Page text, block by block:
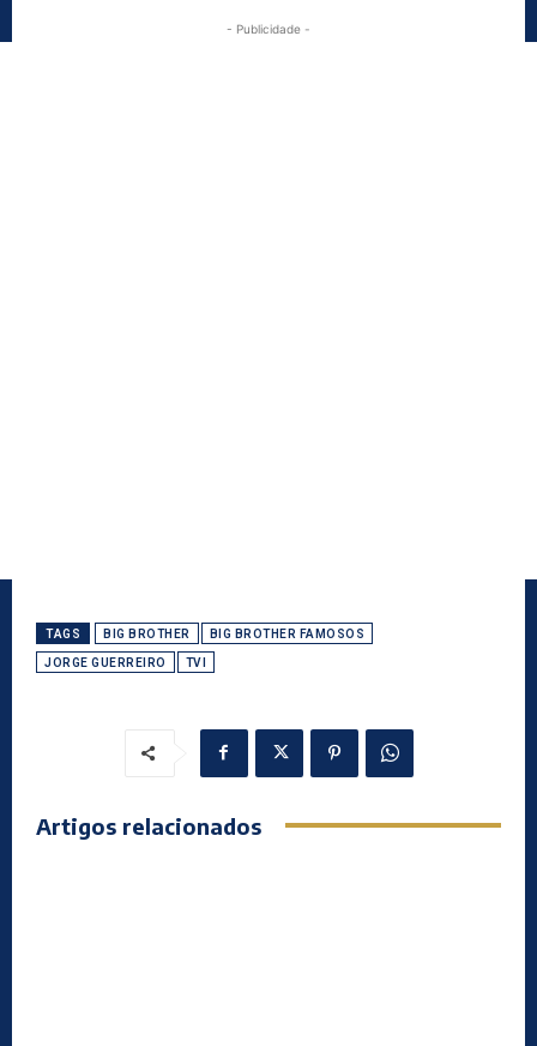
- Publicidade -
TAGS BIG BROTHER BIG BROTHER FAMOSOS
JORGE GUERREIRO TVI
Artigos relacionados